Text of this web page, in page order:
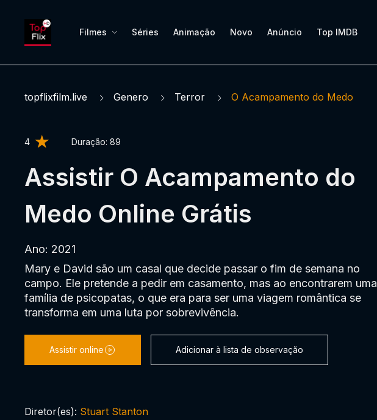
Filmes Séries Animação Novo Anúncio Top IMDB
topflixfilm.live Genero Terror O Acampamento do Medo
4 Duração: 89
Assistir O Acampamento do
Medo Online Grátis
Ano: 2021
Mary e David são um casal que decide passar o fim de semana no
campo. Ele pretende a pedir em casamento, mas ao encontrarem uma
família de psicopatas, o que era para ser uma viagem romântica se
transforma em uma luta por sobrevivência.
Assistir online Adicionar à lista de observação
Diretor(es): Stuart Stanton